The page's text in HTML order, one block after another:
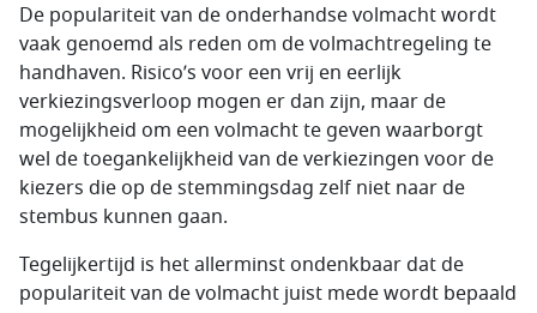
De populariteit van de onderhandse volmacht wordt
vaak genoemd als reden om de volmachtregeling te
handhaven. Risico’s voor een vrij en eerlijk
verkiezingsverloop mogen er dan zijn, maar de
mogelijkheid om een volmacht te geven waarborgt
wel de toegankelijkheid van de verkiezingen voor de
kiezers die op de stemmingsdag zelf niet naar de
stembus kunnen gaan.
Tegelijkertijd is het allerminst ondenkbaar dat de
populariteit van de volmacht juist mede wordt bepaald